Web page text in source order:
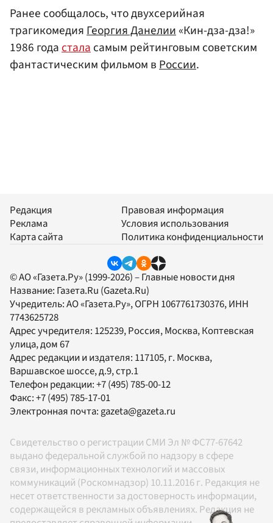
Ранее сообщалось, что двухсерийная
трагикомедияГеоргия Данелии«Кин-дза-дза!»
1986 годасталасамым рейтинговым советским
фантастическим фильмом вРоссии.
Редакция
Реклама
Карта сайта
Правовая информация
Условия использования
Политика конфиденциальности
© АО «Газета.Ру» (1999-2026) – Главные новости дня
Название: Газета.Ru (Gazeta.Ru)
Учредитель:АО «Газета.Ру», ОГРН 1067761730376, ИНН
7743625728
Адрес учредителя: 125239, Россия, Москва, Коптевская
улица, дом 67
Адрес редакции и издателя: 117105, г. Москва,
Варшавское шоссе, д.9, стр.1
Телефон редакции:+7 (495) 785-00-12
Факс:+7 (495) 785-17-01
Электронная почта:gazeta@gazeta.ru
Свидетельство о регистрации СМИ Эл № ФС77-67642
выдано федеральной службой по надзору в сфере
связи, информационных технологий и массовых
коммуникаций (Роскомнадзор) 10.11.2016 г. Редакция не
несет ответственности за достоверность информации,
содержащейся в рекламных объявлениях. Редакция не